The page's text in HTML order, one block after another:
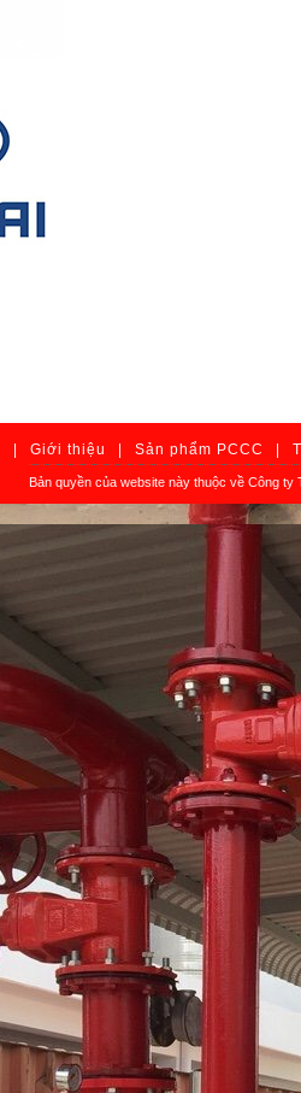
Giới thiệu Sản phẩm PCCC
Bản quyền của website này thuộc về Công ty